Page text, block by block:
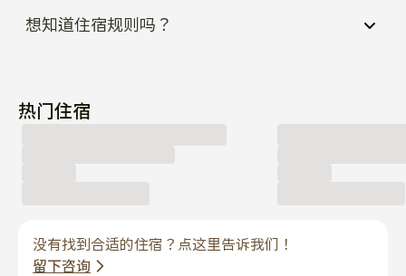
想知道住宿规则吗？
热门住宿
没有找到合适的住宿？点这里告诉我们！
留下咨询